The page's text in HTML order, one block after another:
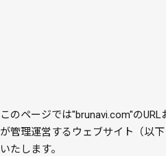
このページでは"brunavi.com"の
が管理運営するウェブサイト（以
いたします。